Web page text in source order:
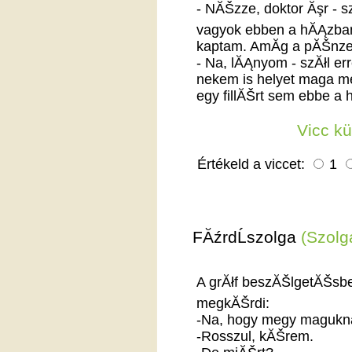
- NĂŠzze, doktor Ăşr -
vagyok ebben a
kaptam. AmĂ­g a
- Na, lĂĄnyom - szĂłl
nekem is helyet maga
egy fillĂŠrt sem ebbe a
Vicc
Értékeld a viccet: 1
FĂźrdĹszolga
A grĂłf
megkĂŠrdi:
-Na, hogy megy
-Rosszul, kĂŠrem.